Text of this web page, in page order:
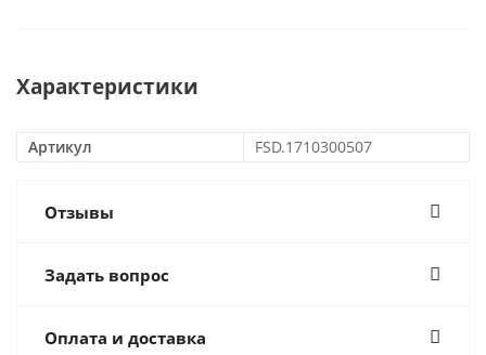
Характеристики
Артикул FSD.1710300507
Отзывы
Задать вопрос
Оплата и доставка